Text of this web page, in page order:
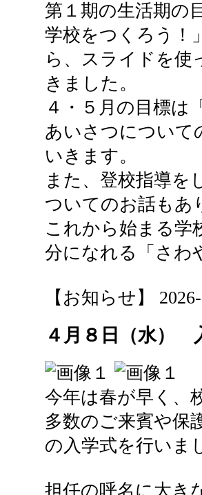
第１期の生活期の
学校をつくろう！
ら、スライドを使
きました。
４・５月の目標は
あいさつについて
いきます。
また、登校指導を
ついてのお話もあ
これから始まる学
分になれる「さわ
【お知らせ】
４月８日（水）
今年は春が早く、
多数のご来賓や保
の入学式を行いま
担任の呼名に大き